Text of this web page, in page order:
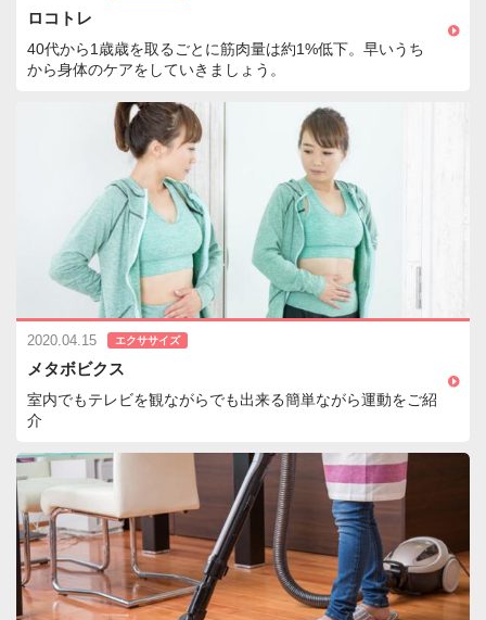
ロコトレ
40代から1歳歳を取るごとに筋肉量は約1%低下。早いうち
から身体のケアをしていきましょう。
2020.04.15 エクササイズ
メタボビクス
室内でもテレビを観ながらでも出来る簡単ながら運動をご紹
介